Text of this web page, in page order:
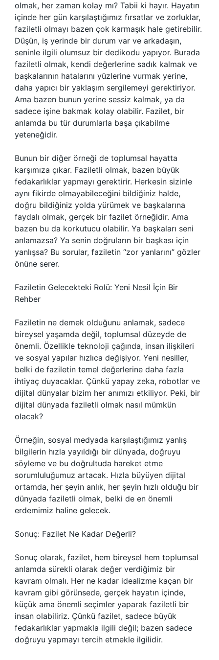
olmak, her zaman kolay mı? Tabii ki hayır. Hayatın
içinde her gün karşılaştığımız fırsatlar ve zorluklar,
faziletli olmayı bazen çok karmaşık hale getirebilir.
Düşün, iş yerinde bir durum var ve arkadaşın,
seninle ilgili olumsuz bir dedikodu yapıyor. Burada
faziletli olmak, kendi değerlerine sadık kalmak ve
başkalarının hatalarını yüzlerine vurmak yerine,
daha yapıcı bir yaklaşım sergilemeyi gerektiriyor.
Ama bazen bunun yerine sessiz kalmak, ya da
sadece işine bakmak kolay olabilir. Fazilet, bir
anlamda bu tür durumlarla başa çıkabilme
yeteneğidir.
Bunun bir diğer örneği de toplumsal hayatta
karşımıza çıkar. Faziletli olmak, bazen büyük
fedakarlıklar yapmayı gerektirir. Herkesin sizinle
aynı fikirde olmayabileceğini bildiğiniz halde,
doğru bildiğiniz yolda yürümek ve başkalarına
faydalı olmak, gerçek bir fazilet örneğidir. Ama
bazen bu da korkutucu olabilir. Ya başkaları seni
anlamazsa? Ya senin doğruların bir başkası için
yanlışsa? Bu sorular, faziletin “zor yanlarını” gözler
önüne serer.
Faziletin Gelecekteki Rolü: Yeni Nesil İçin Bir
Rehber
Faziletin ne demek olduğunu anlamak, sadece
bireysel yaşamda değil, toplumsal düzeyde de
önemli. Özellikle teknoloji çağında, insan ilişkileri
ve sosyal yapılar hızlıca değişiyor. Yeni nesiller,
belki de faziletin temel değerlerine daha fazla
ihtiyaç duyacaklar. Çünkü yapay zeka, robotlar ve
dijital dünyalar bizim her anımızı etkiliyor. Peki, bir
dijital dünyada faziletli olmak nasıl mümkün
olacak?
Örneğin, sosyal medyada karşılaştığımız yanlış
bilgilerin hızla yayıldığı bir dünyada, doğruyu
söyleme ve bu doğrultuda hareket etme
sorumluluğumuz artacak. Hızla büyüyen dijital
ortamda, her şeyin anlık, her şeyin hızlı olduğu bir
dünyada faziletli olmak, belki de en önemli
erdemimiz haline gelecek.
Sonuç: Fazilet Ne Kadar Değerli?
Sonuç olarak, fazilet, hem bireysel hem toplumsal
anlamda sürekli olarak değer verdiğimiz bir
kavram olmalı. Her ne kadar idealizme kaçan bir
kavram gibi görünsede, gerçek hayatın içinde,
küçük ama önemli seçimler yaparak faziletli bir
insan olabiliriz. Çünkü fazilet, sadece büyük
fedakarlıklar yapmakla ilgili değil; bazen sadece
doğruyu yapmayı tercih etmekle ilgilidir.